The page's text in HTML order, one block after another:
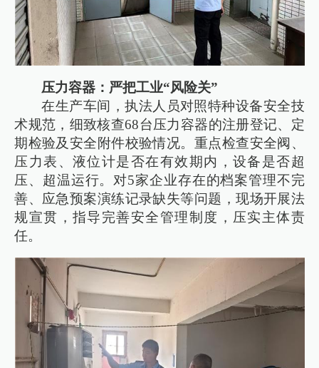
压力容器：严把工业“风险关”
在生产车间，执法人员对照特种设备安全技
术规范，细致核查68台压力容器的注册登记、定
期检验及安全附件校验情况。重点检查安全阀、
压力表、液位计是否在有效期内，设备是否超
压、超温运行。对5家企业存在的档案管理不完
善、应急预案演练记录缺失等问题，现场开展法
规宣贯，指导完善安全管理制度，压实主体责
任。